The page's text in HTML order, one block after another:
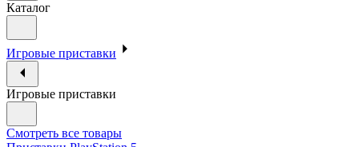
Каталог
Игровые приставки
Игровые приставки
Смотреть все товары